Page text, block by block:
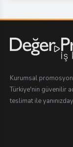
Kurumsal
Türkiye'nin güvenilir
teslimat ile